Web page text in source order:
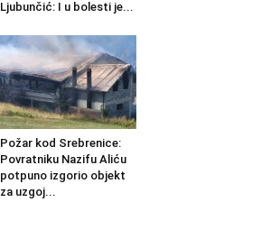
Ljubunčić: I u bolesti je...
Požar kod Srebrenice:
Povratniku Nazifu Aliću
potpuno izgorio objekt
za uzgoj...